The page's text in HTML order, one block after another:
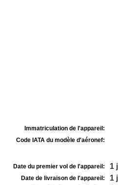
Immatriculation de l'appareil:
Code IATA du modèle d'aéronef:
Date du premier vol de l'appareil: 1
Date de livraison de l'appareil: 1